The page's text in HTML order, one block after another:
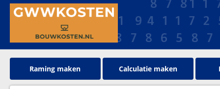
Raming maken Calculatie maken